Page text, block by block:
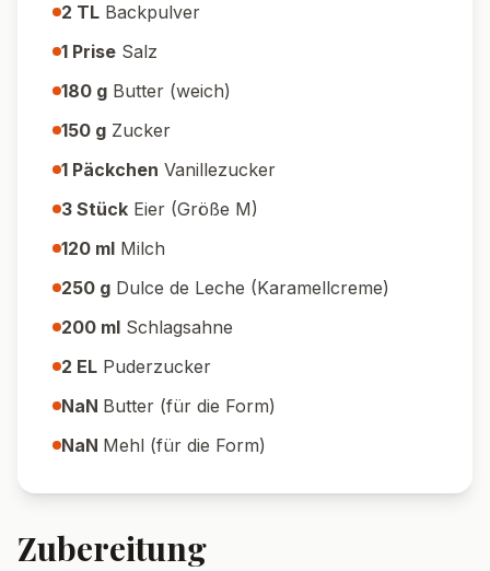
2 TL Backpulver
1 Prise Salz
180 g Butter (weich)
150 g Zucker
1 Päckchen Vanillezucker
3 Stück Eier (Größe M)
120 ml Milch
250 g Dulce de Leche (Karamellcreme)
200 ml Schlagsahne
2 EL Puderzucker
NaN Butter (für die Form)
NaN Mehl (für die Form)
Zubereitung